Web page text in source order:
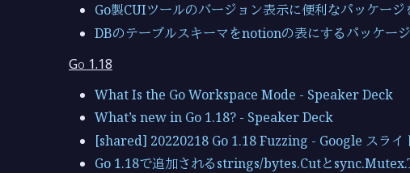
Go製CUIツールのバージョン表示に便利なパッケージ
DBのテーブルスキーマをnotionの表にするパッケー
Go 1.18
What Is the Go Workspace Mode - Speaker Deck
What’s new in Go 1.18? - Speaker Deck
[shared] 20220218 Go 1.18 Fuzzing - Google スライ
Go 1.18で追加されるstrings/bytes.Cutと